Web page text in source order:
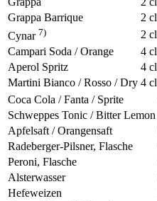
Grappa Barrique
2 cl
Cynar 7) 2 cl
Campari Soda / Orange
4 cl
Aperol Spritz
4 cl
Martini Bianco / Rosso / Dry 4 cl
Coca Cola / Fanta / Sprite
Schweppes Tonic / Bitter Lemon
Apfelsaft / Orangensaft
Radeberger-Pilsner, Flasche
Peroni, Flasche
Alsterwasser
Hefeweizen